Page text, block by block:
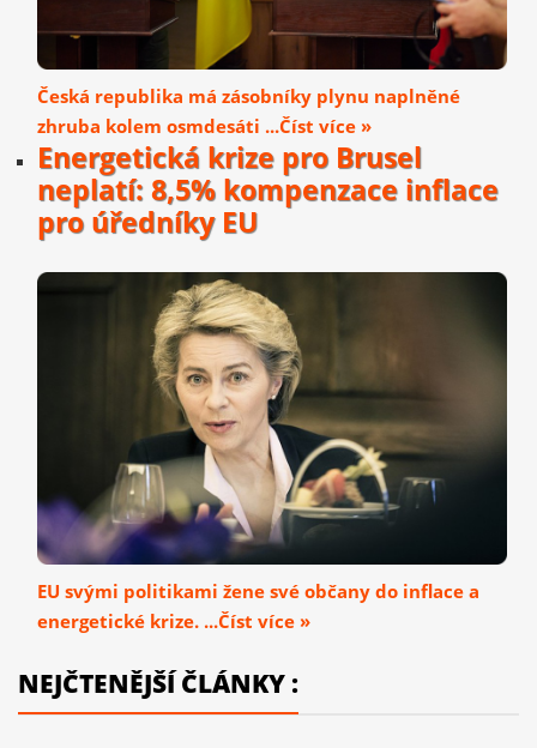
Česká republika má zásobníky plynu naplněné
zhruba kolem osmdesáti ...Číst více »
Energetická krize pro Brusel
neplatí: 8,5% kompenzace inflace
pro úředníky EU
EU svými politikami žene své občany do inflace a
energetické krize. ...Číst více »
NEJČTENĚJŠÍ ČLÁNKY :